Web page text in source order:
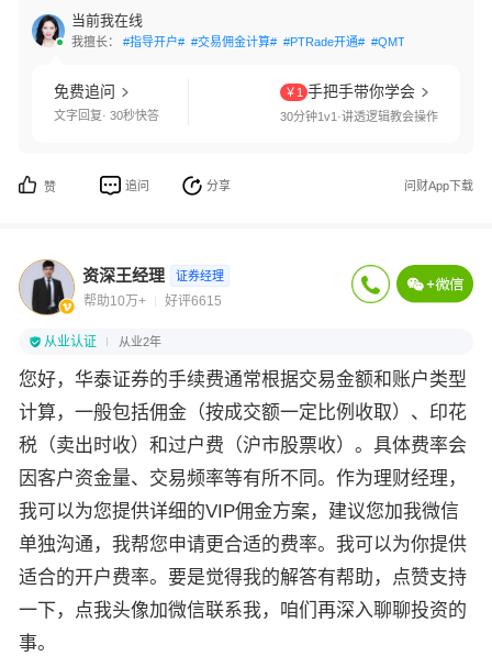
当前我在线
我擅长： #指导开户# #交易佣金计算# #PTRade开通# #QMT开通#
免费追问
文字回复· 30秒快答
￥1 手把手带你学会
30分钟1v1·讲透逻辑教会操作
赞 追问 分享 问财App下载
资深王经理 证券经理
帮助10万+ 好评6615
从业认证 从业2年
您好，华泰证券的手续费通常根据交易金额和账户类型
计算，一般包括佣金（按成交额一定比例收取）、印花
税（卖出时收）和过户费（沪市股票收）。具体费率会
因客户资金量、交易频率等有所不同。作为理财经理，
我可以为您提供详细的VIP佣金方案，建议您加我微信
单独沟通，我帮您申请更合适的费率。我可以为你提供
适合的开户费率。要是觉得我的解答有帮助，点赞支持
一下，点我头像加微信联系我，咱们再深入聊聊投资的
事。